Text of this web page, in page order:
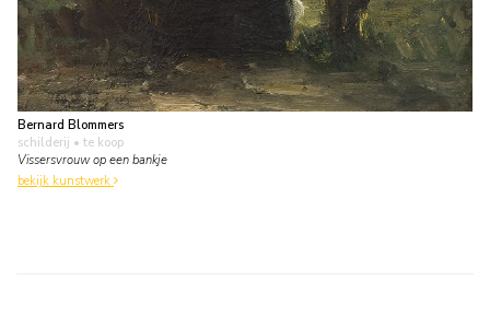
Bernard Blommers
schilderij • te koop
Vissersvrouw op een bankje
bekijk kunstwerk